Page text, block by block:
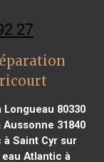
27
80330
31840
Saint Cyr sur
Atlantic à